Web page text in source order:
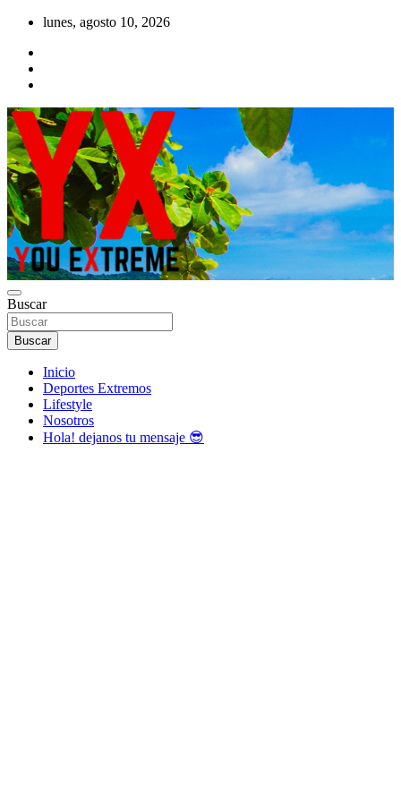
Saltar
contenido
lunes, agosto 10, 2026
YOU EXTREME
YX Deportes Extremos Lifestyle
Buscar
Buscar
Inicio
Deportes Extremos
Lifestyle
Nosotros
Hola! dejanos tu mensaje 😎